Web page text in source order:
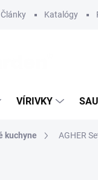
Články Katalógy
VÍRIVKY
kuchyne AGHER